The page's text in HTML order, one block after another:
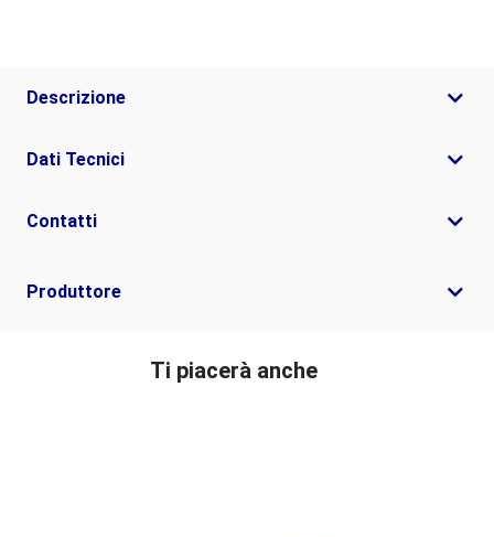
Descrizione
Dati Tecnici
Contatti
Produttore
Ti piacerà anche